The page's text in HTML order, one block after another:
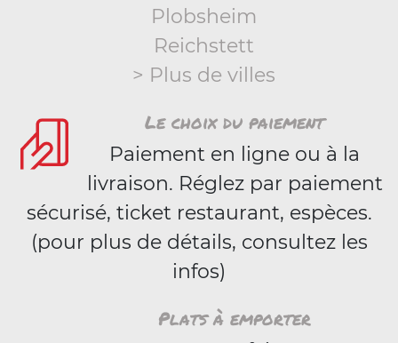
Plobsheim
Reichstett
> Plus de villes
Le choix du paiement
Paiement en ligne ou à la
livraison. Réglez par paiement
sécurisé, ticket restaurant, espèces.
(pour plus de détails, consultez les
infos)
Plats à emporter